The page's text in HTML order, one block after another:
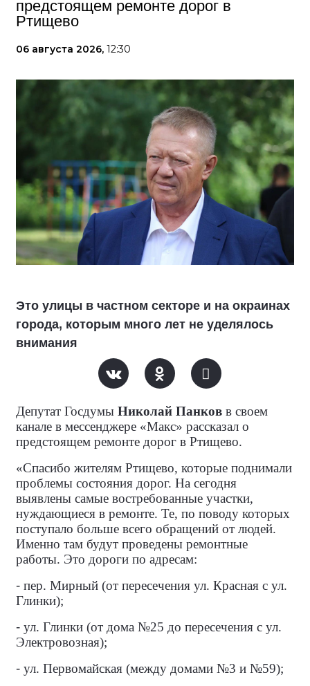
предстоящем ремонте дорог в
Ртищево
06 августа 2026, 12:30
Это улицы в частном секторе и на окраинах
города, которым много лет не уделялось
внимания
Депутат Госдумы Николай Панков в своем
канале в мессенджере «Макс» рассказал о
предстоящем ремонте дорог в Ртищево.
«Спасибо жителям Ртищево, которые поднимали
проблемы состояния дорог. На сегодня
выявлены самые востребованные участки,
нуждающиеся в ремонте. Те, по поводу которых
поступало больше всего обращений от людей.
Именно там будут проведены ремонтные
работы. Это дороги по адресам:
- пер. Мирный (от пересечения ул. Красная с ул.
Глинки);
- ул. Глинки (от дома №25 до пересечения с ул.
Электровозная);
- ул. Первомайская (между домами №3 и №59);